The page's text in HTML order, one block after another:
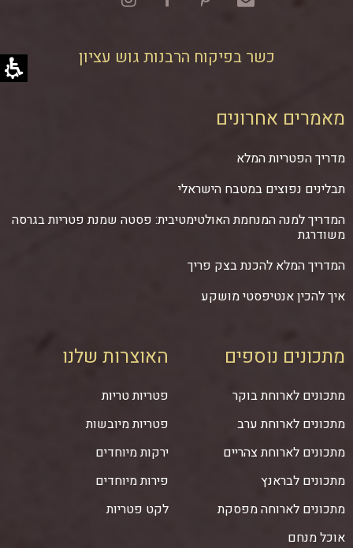
כשר בפיקוח הרבנות גוש עציון
מאמרים אחרונים
מדריך הפטריות המלא
תבלינים נפוצים במטבח הישראלי
המדריך למנה המנחמת האולטימטיבית: פסטה שמנת פטריות בגרסה
משודרגת
המדריך המלא להכנת בצק פריך
איך להכין אנטיפסטי מושקע
מתכונים נוספים
מתכונים לארוחת בוקר
מתכונים לארוחת ערב
מתכונים לארוחת צהריים
מתכונים לבראנץ
מתכונים לארוחה מפסקת
אוכל מנחם
האוצרות שלנו
פטריות טריות
פטריות מיובשות
ירקות מיוחדים
פירות מיוחדים
לקט פטריות